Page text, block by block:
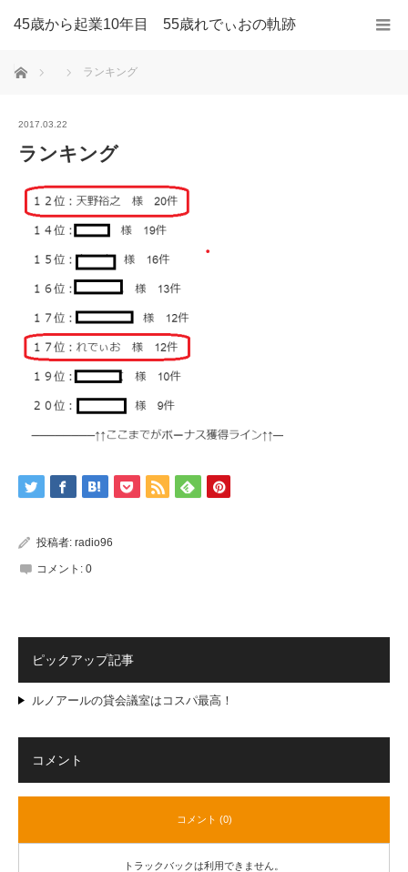
45歳から起業10年目 55歳れでぃおの軌跡
ホーム ランキング
2017.03.22
ランキング
投稿者: radio96
コメント: 0
ピックアップ記事
ルノアールの貸会議室はコスパ最高！
コメント
コメント (0)
トラックバックは利用できません。